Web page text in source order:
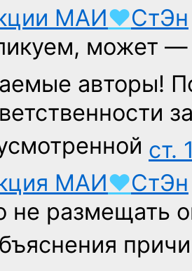
МАИ♥СтЭн
может
авторы!
ст.
МАИ♥СтЭн
не размещать